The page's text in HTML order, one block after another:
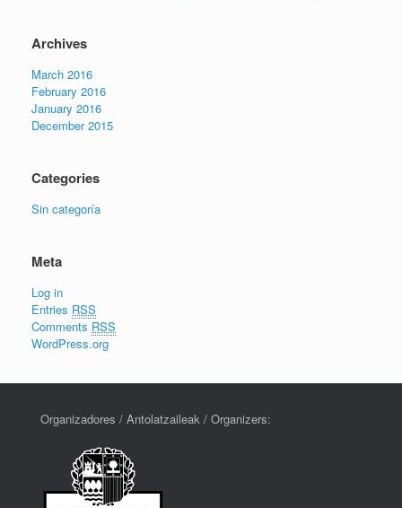
Archives
March 2016
February 2016
January 2016
December 2015
Categories
Sin categoría
Meta
Log in
Entries RSS
Comments RSS
WordPress.org
Organizadores / Antolatzaileak / Organizers: